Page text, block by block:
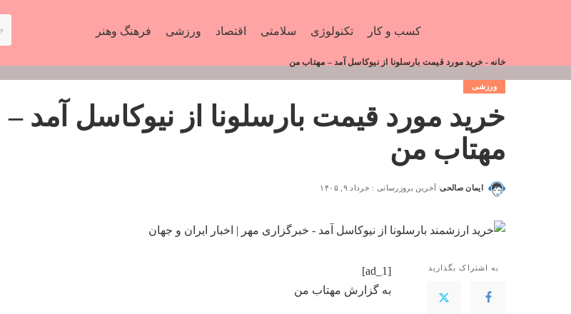
کسب و کار تکنولوژی سلامتی اقتصاد ورزشی فرهنگ وهنر
خانه - خرید مورد قیمت بارسلونا از نیوکاسل آمد – مهتاب من
ورزشی
خرید مورد قیمت بارسلونا از نیوکاسل آمد –
مهتاب من
ایمان صالحی آخرین بروزرسانی : خرداد ۹, ۱۴۰۵
به اشتراک بگذارید
[ad_1]
به گزارش مهتاب من